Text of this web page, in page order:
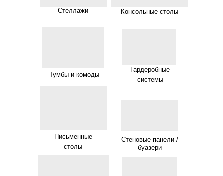
Стеллажи
Тумбы и комоды
Консольные столы
Гардеробные
системы
Стеновые панели /
буазери
Письменные
столы